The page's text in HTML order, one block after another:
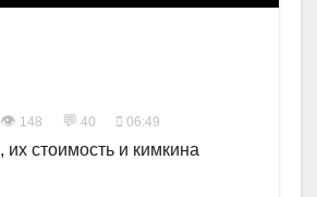
👁 148 💬 40 06:49
их стоимость и кимкина